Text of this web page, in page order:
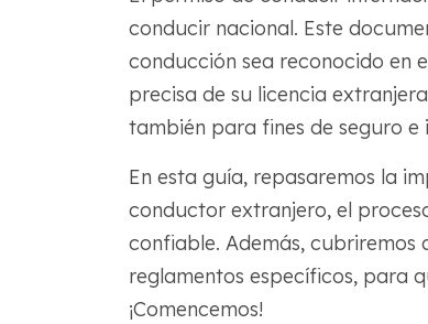
conducir nacional. Este
conducción sea reconocido en
precisa de su licencia
también para fines de seguro e
En esta guía, repasaremos la
conductor extranjero, el
confiable. Además, cubriremos
reglamentos específicos, para
¡Comencemos!